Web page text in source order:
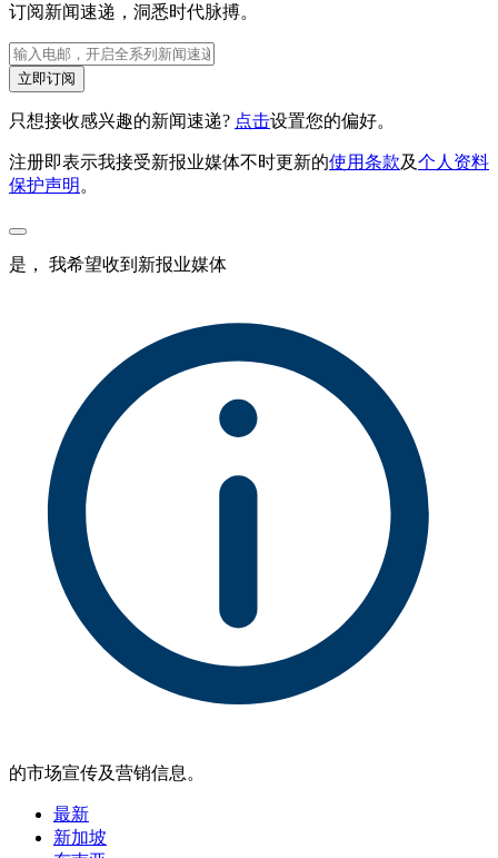
订阅新闻速递，洞悉时代脉搏。
立即订阅
只想接收感兴趣的新闻速递? 点击设置您的偏好。
注册即表示我接受新报业媒体不时更新的使用条款及个人资料
保护声明 。
是， 我希望收到新报业媒体
的市场宣传及营销信息。
最新
新加坡